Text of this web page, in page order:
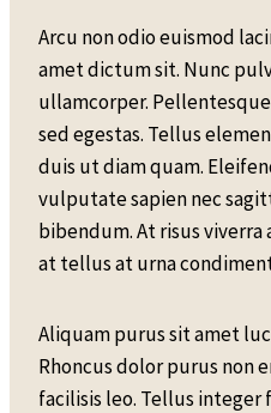
Arcu non odio euismod
amet dictum sit. Nunc
ullamcorper.
sed egestas. Tellus
duis ut diam quam.
vulputate sapien nec
bibendum. At risus
at tellus at urna
Aliquam purus sit amet
Rhoncus dolor purus non
facilisis leo. Tellus